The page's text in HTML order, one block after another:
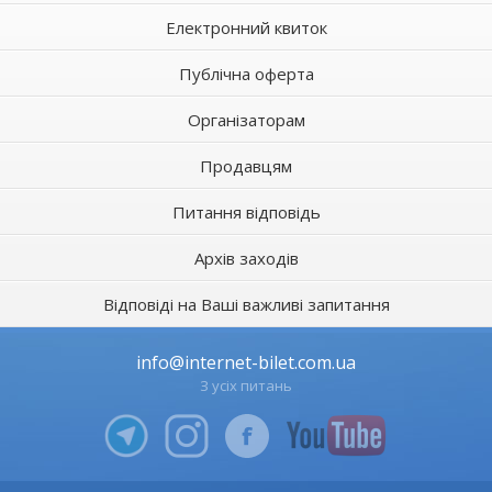
Електронний квиток
Публічна оферта
Організаторам
Продавцям
Питання відповідь
Архів заходів
Відповіді на Ваші важливі запитання
info@internet-bilet.com.ua
З усіх питань